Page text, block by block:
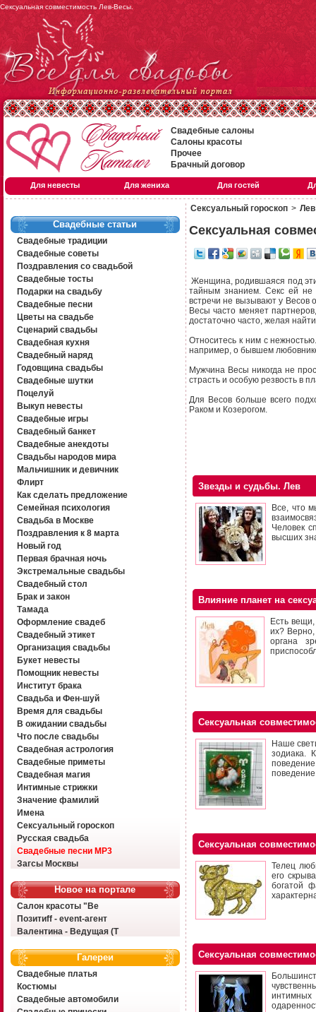
Сексуальная совместимость Лев-Весы.
Свадебные салоны
Салоны красоты
Прочее
Брачный договор
Для невесты Для жениха Для гостей
Свадебные статьи
Свадебные традиции
Свадебные советы
Поздравления со свадьбой
Свадебные тосты
Подарки на свадьбу
Свадебные песни
Цветы на свадьбе
Сценарий свадьбы
Свадебная кухня
Свадебный наряд
Годовщина свадьбы
Свадебные шутки
Поцелуй
Выкуп невесты
Свадебные игры
Свадебный банкет
Свадебные анекдоты
Свадьбы народов мира
Мальчишник и девичник
Флирт
Как сделать предложение
Семейная психология
Свадьба в Москве
Поздравления к 8 марта
Новый год
Первая брачная ночь
Экстремальные свадьбы
Свадебный стол
Брак и закон
Тамада
Оформление свадеб
Свадебный этикет
Организация свадьбы
Букет невесты
Помощник невесты
Институт брака
Свадьба и Фен-шуй
Время для свадьбы
В ожидании свадьбы
Что после свадьбы
Свадебная астрология
Свадебные приметы
Свадебная магия
Интимные стрижки
Значение фамилий
Имена
Сексуальный гороскоп
Русская свадьба
Свадебные песни MP3
Загсы Москвы
Новое на портале
Салон красоты "Ве
Позитиff - event-агент
Валентина - Ведущая (Т
Галереи
Свадебные платья
Костюмы
Свадебные автомобили
Сексуальный гороскоп > Лев
Сексуальная
Женщина, родившаяся под
тайным знанием. Секс ей не
встречи не вызывают у Весов
Весы часто меняет
достаточно часто, желая
Относитесь к ним с
например, о бывшем
Мужчина Весы никогда не
страсть и особую резвость в
Для Весов больше всего
Раком и Козерогом.
Звезды и судьбы. Лев
Все, что
Человек
высших
Влияние планет на
Есть
их? Верно,
органа
Сексуальная
Наше
зодиака.
Сексуальная
Телец
его
богатой
Сексуальная